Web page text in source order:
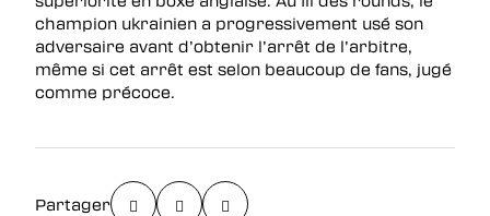
champion ukrainien a progressivement usé son
adversaire avant d’obtenir l’arrêt de l’arbitre,
même si cet arrêt est selon beaucoup de fans, jugé
comme précoce.
Partager